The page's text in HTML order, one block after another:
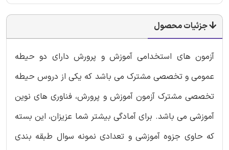
جزئیات محصول
آزمون های استخدامی آموزش و پرورش دارای دو حیطه
عمومی و تخصصی مشترک می باشد که یکی از دروس حیطه
تخصصی مشترک آزمون آموزش و پرورش، فناوری های نوین
آموزشی می باشد. برای آمادگی بیشتر شما عزیزان، این بسته
که حاوی جزوه آموزشی و تعدادی نمونه سوال طبقه بندی